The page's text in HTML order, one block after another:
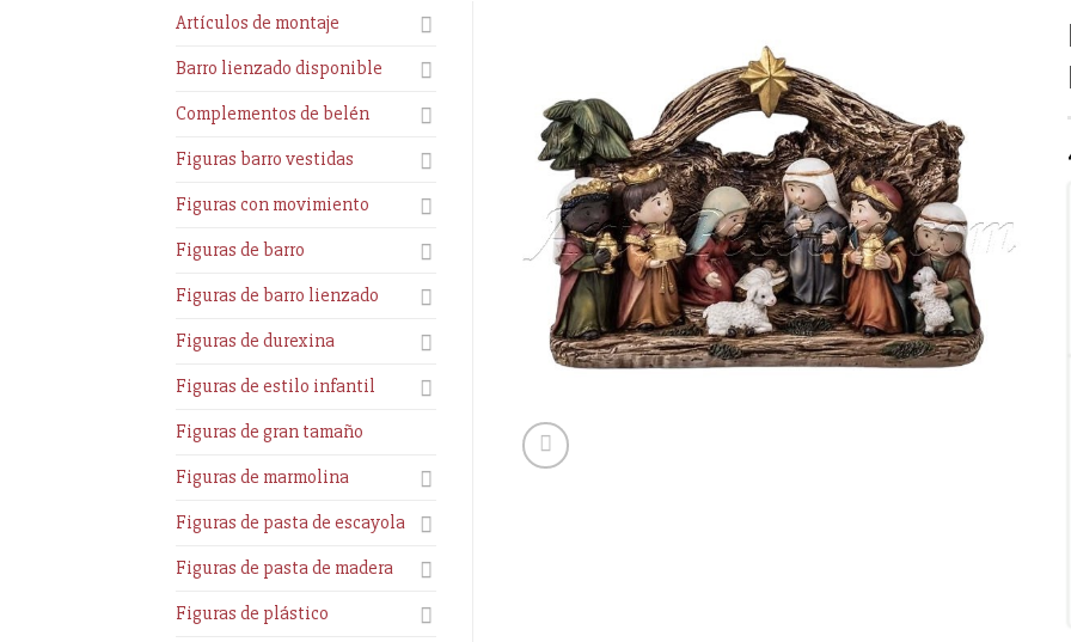
Artículos de montaje
Barro lienzado disponible
Complementos de belén
Figuras barro vestidas
Figuras con movimiento
Figuras de barro
Figuras de barro lienzado
Figuras de durexina
Figuras de estilo infantil
Figuras de gran tamaño
Figuras de marmolina
Figuras de pasta de escayola
Figuras de pasta de madera
Figuras de plástico